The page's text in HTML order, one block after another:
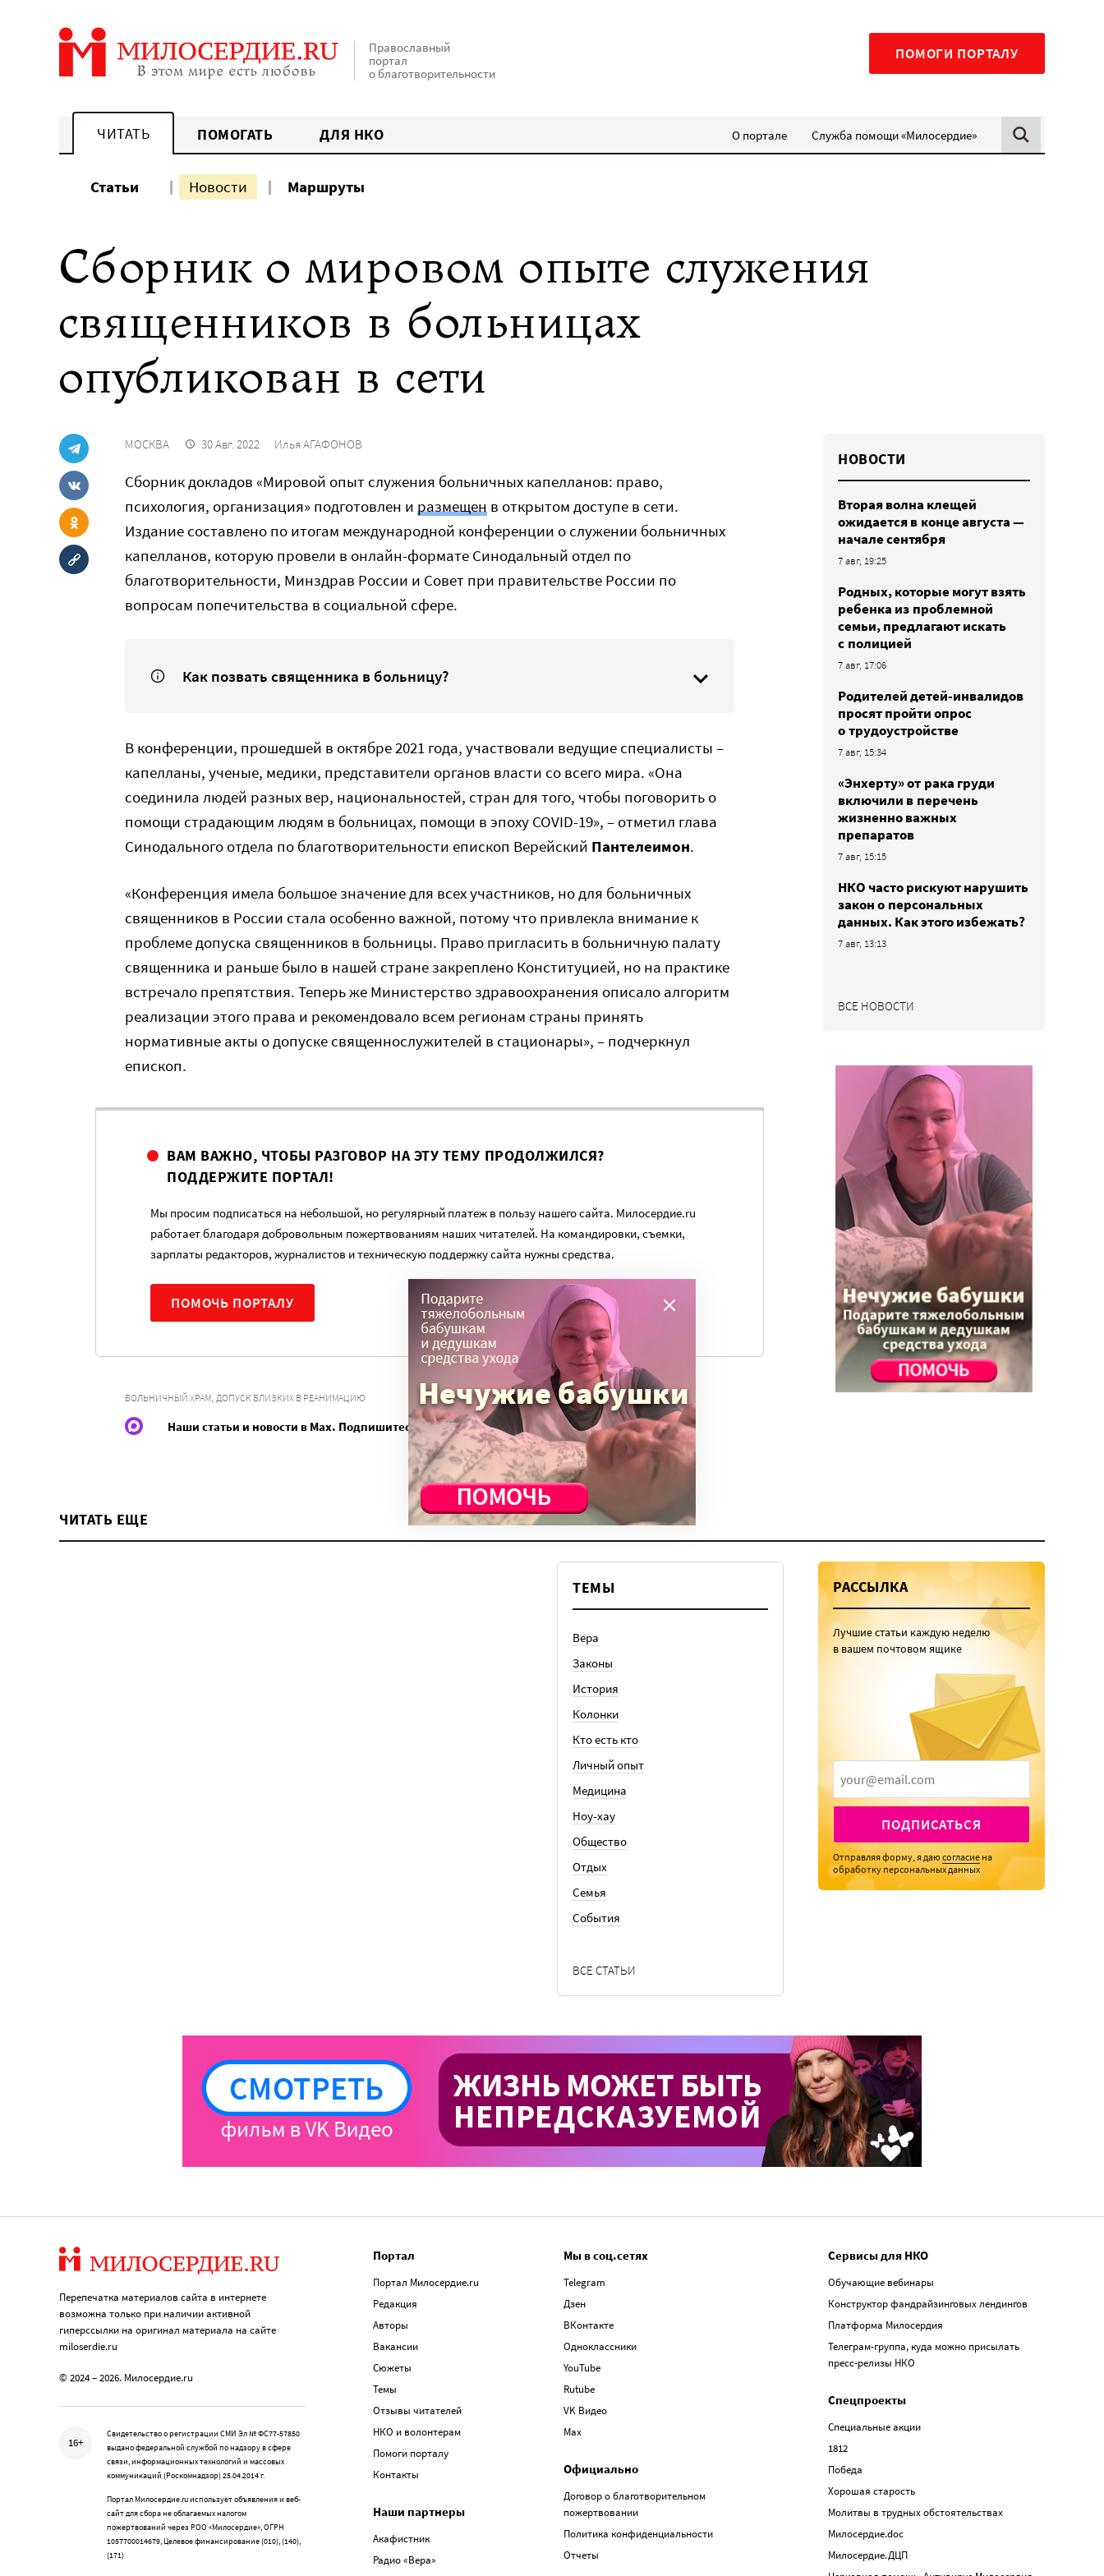
Православный
портал
о благотворительности
ПОМОГИ ПОРТАЛУ
ЧИТАТЬ ПОМОГАТЬ ДЛЯ НКО О портале Служба помощи «Милосердие»
Статьи Новости Маршруты
Сборник о мировом опыте служения
священников в больницах
опубликован в сети
МОСКВА 30 Авг. 2022 Илья АГАФОНОВ
Сборник докладов «Мировой опыт служения больничных капелланов: право,
психология, организация» подготовлен и размещен в открытом доступе в сети.
Издание составлено по итогам международной конференции о служении больничных
капелланов, которую провели в онлайн-формате Синодальный отдел по
благотворительности, Минздрав России и Совет при правительстве России по
вопросам попечительства в социальной сфере.
Как позвать священника в больницу?
В конференции, прошедшей в октябре 2021 года, участвовали ведущие специалисты –
капелланы, ученые, медики, представители органов власти со всего мира. «Она
соединила людей разных вер, национальностей, стран для того, чтобы поговорить о
помощи страдающим людям в больницах, помощи в эпоху COVID-19», – отметил глава
Синодального отдела по благотворительности епископ Верейский Пантелеимон.
«Конференция имела большое значение для всех участников, но для больничных
священников в России стала особенно важной, потому что привлекла внимание к
проблеме допуска священников в больницы. Право пригласить в больничную палату
священника и раньше было в нашей стране закреплено Конституцией, но на практике
встречало препятствия. Теперь же Министерство здравоохранения описало алгоритм
реализации этого права и рекомендовало всем регионам страны принять
нормативные акты о допуске священнослужителей в стационары», – подчеркнул
епископ.
ВАМ ВАЖНО, ЧТОБЫ РАЗГОВОР НА ЭТУ ТЕМУ ПРОДОЛЖИЛСЯ?
ПОДДЕРЖИТЕ ПОРТАЛ!
Мы просим подписаться на небольшой, но регулярный платеж в пользу нашего сайта. Милосердие.ru
работает благодаря добровольным пожертвованиям наших читателей. На командировки, съемки,
зарплаты редакторов, журналистов и техническую поддержку сайта нужны средства.
ПОМОЧЬ ПОРТАЛУ
БОЛЬНИЧНЫЙ ХРАМ, ДОПУСК БЛИЗКИХ В РЕАНИМАЦИЮ
Наши статьи и новости в Max. Подпишитесь
НОВОСТИ
Вторая волна клещей
ожидается в конце августа —
начале сентября
7 авг, 19:25
Родных, которые могут взять
ребенка из проблемной
семьи, предлагают искать
с полицией
7 авг, 17:06
Родителей детей-инвалидов
просят пройти опрос
о трудоустройстве
7 авг, 15:34
«Энхерту» от рака груди
включили в перечень
жизненно важных
препаратов
7 авг, 15:15
НКО часто рискуют нарушить
закон о персональных
данных. Как этого избежать?
7 авг, 13:13
ВСЕ НОВОСТИ
ЧИТАТЬ ЕЩЕ
ТЕМЫ
Вера
Законы
История
Колонки
Кто есть кто
Личный опыт
Медицина
Ноу-хау
Общество
Отдых
Семья
События
ВСЕ СТАТЬИ
РАССЫЛКА
Лучшие статьи каждую неделю
в вашем почтовом ящике
ПОДПИСАТЬСЯ
Отправляя форму, я даюсогласие на
обработку персональных данных
Перепечатка материалов сайта в интернете
возможна только при наличии активной
гиперссылки на оригинал материала на сайте
miloserdie.ru
© 2024 – 2026. Милосердие.ru
16+
Свидетельство о регистрации СМИ Эл № ФС77-57850
выдано федеральной службой по надзору в сфере
связи, информационных технологий и массовых
коммуникаций (Роскомнадзор) 25.04.2014 г.
Портал Милосердие.ru использует объявления и веб-
сайт для сбора не облагаемых налогом
пожертвований через РОО «Милосердие», ОГРН
1057700014679, Целевое финансирование (010), (140),
(171)
Портал
Портал Милосердие.ru
Редакция
Авторы
Вакансии
Сюжеты
Темы
Отзывы читателей
НКО и волонтерам
Помоги порталу
Контакты
Наши партнеры
Акафистник
Радио «Вера»
Мы в соц.сетях
Telegram
Дзен
ВКонтакте
Одноклассники
YouTube
Rutube
VK Видео
Max
Официально
Договор о благотворительном
пожертвовании
Политика конфиденциальности
Отчеты
Сервисы для НКО
Обучающие вебинары
Конструктор фандрайзинговых лендингов
Платформа Милосердия
Телеграм-группа, куда можно присылать
пресс-релизы НКО
Спецпроекты
Специальные акции
1812
Победа
Хорошая старость
Молитвы в трудных обстоятельствах
Милосердие.doc
Милосердие.ДЦП